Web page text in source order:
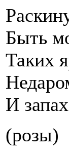
Быть
Таких
И
(розы)